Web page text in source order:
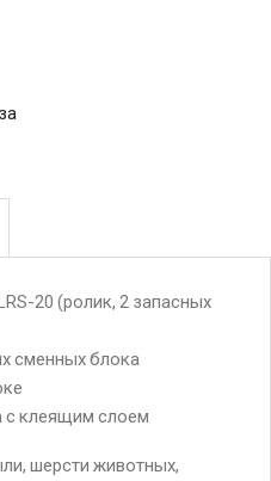
20 (ролик, 2 запасных
сменных блока
с клеящим слоем
шерсти животных,